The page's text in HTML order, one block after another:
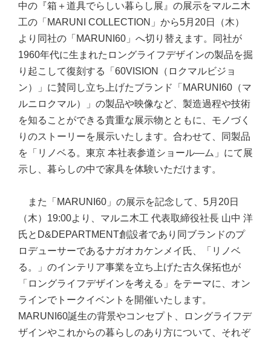
中の『箱＋道具でらしい暮らし展』の展示をマルニ木
工の「MARUNI COLLECTION」から5月20日（木）
より同社の「MARUNI60」へ切り替えます。同社が
1960年代に生まれたロングライフデザインの製品を掘
り起こして復刻する「60VISION（ロクマルビジョ
ン）」に賛同し立ち上げたブランド「MARUNI60（マ
ルニロクマル）」の製品や映像など、製造過程や技術
を知ることができる貴重な展示物とともに、モノづく
りのストーリーを展示いたします。合わせて、同製品
を「リノベる。東京 本社表参道ショール―ム」にて展
示し、暮らしの中で家具を体験いただけます。
また「MARUNI60」の展示を記念して、5月20日
（木）19:00より、マルニ木工 代表取締役社長 山中 洋
氏とD&DEPARTMENT創設者であり同ブランドのプ
ロデューサーであるナガオカケンメイ氏、「リノベ
る。」のインテリア事業を立ち上げた古久保拓也が
「ロングライフデザインを考える」をテーマに、オン
ラインでトークイベントを開催いたします。
MARUNI60誕生の背景やコンセプト、ロングライフデ
ザインやこれからの暮らしのあり方について、それぞ